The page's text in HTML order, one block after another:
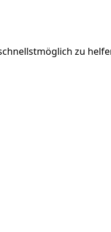
zu